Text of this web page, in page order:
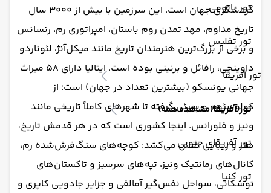
تور باتومی
تور تفلیس
تور آفریقا
تور آفریقا(مشاهده همه)
تور آفریقای جنوبی
تور کنیا
گردشگری جهان است. این سرزمین با بیش از ۳۰۰۰ سال
تاریخ مداوم، مهد تمدن روم باستان، امپراتوری رم، رنسانس
و برخی از بزرگ‌ترین هنرمندان تاریخ مانند میکل‌آنژ، لئوناردو
داوینچی، رافائل و برنینی بوده است. ایتالیا دارای ۵۸ میراث
جهانی یونسکو (بیشترین تعداد در جهان) است؛ از
کولوسئوم و پمپئی گرفته تا شهرهای کاملاً تاریخی مانند
ونیز و فلورانس. اینجا کشوری است که در هر قدمش تاریخ،
هنر و زیبایی نفس می‌کشد: کوچه‌های سنگ‌فرش‌شده رم،
کانال‌های رمانتیک ونیز، تپه‌های سرسبز و تاکستان‌های
توسکانی، سواحل نفس‌گیر آمالفی و جزایر جادویی کاپری و